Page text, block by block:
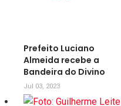
Prefeito Luciano
Almeida recebe a
Bandeira do Divino
Jul 03, 2023